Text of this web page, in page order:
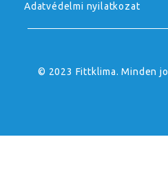
Adatvédelmi nyilatkozat
© 2023 Fittklima. Minden